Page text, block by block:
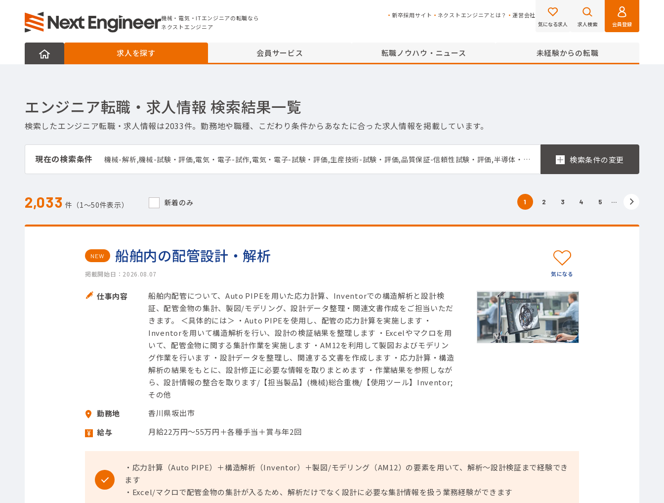
機械・電気・ITエンジニアの転職なら
機械・電気・ITエンジニアの転職なら
ネクストエンジニア
新卒採用サイト ネクストエンジニアとは？ 運営会社
気になる求人 求人検索 会員登録
求人を探す 会員サービス 転職ノウハウ・ニュース 未経験からの転職
エンジニア転職・求人情報 検索結果一覧
検索したエンジニア転職・求人情報は2033件。勤務地や職種、こだわり条件からあなたに合った求人情報を掲載しています。
現在の検索条件 機械-解析,機械-試験・評価,電気・電子-試作,電気・電子-試験・評価,生産技術-試験・評価,品質保証-信頼性試験・評価,半導体・FPD製造技術-実験・評価・分析
2,033 件（1〜50件表示） 新着のみ 1 2 3 4 5 …
NEW 船舶内の配管設計・解析
掲載開始日：2026.08.07
仕事内容
船舶内配管について、Auto PIPEを用いた応力計算、Inventorでの構造解析と設計検
証、配管金物の集計、製図/モデリング、設計データ整理・関連文書作成をご担当いただ
きます。 ＜具体的には＞ ・Auto PIPEを使用し、配管の応力計算を実施します ・
Inventorを用いて構造解析を行い、設計の検証結果を整理します ・Excelやマクロを用
いて、配管金物に関する集計作業を実施します ・AM12を利用して製図およびモデリン
グ作業を行います ・設計データを整理し、関連する文書を作成します ・応力計算・構造
解析の結果をもとに、設計修正に必要な情報を取りまとめます ・作業結果を参照しなが
ら、設計情報の整合を取ります/【担当製品】(機械)総合重機/【使用ツール】Inventor;
その他
勤務地
香川県坂出市
給与
月給22万円～55万円＋各種手当＋賞与年2回
・応力計算（Auto PIPE）＋構造解析（Inventor）＋製図/モデリング（AM12）の要素を用いて、解析～設計検証まで経験でき
ます
・Excel/マクロで配管金物の集計が入るため、解析だけでなく設計に必要な集計情報を扱う業務経験ができます